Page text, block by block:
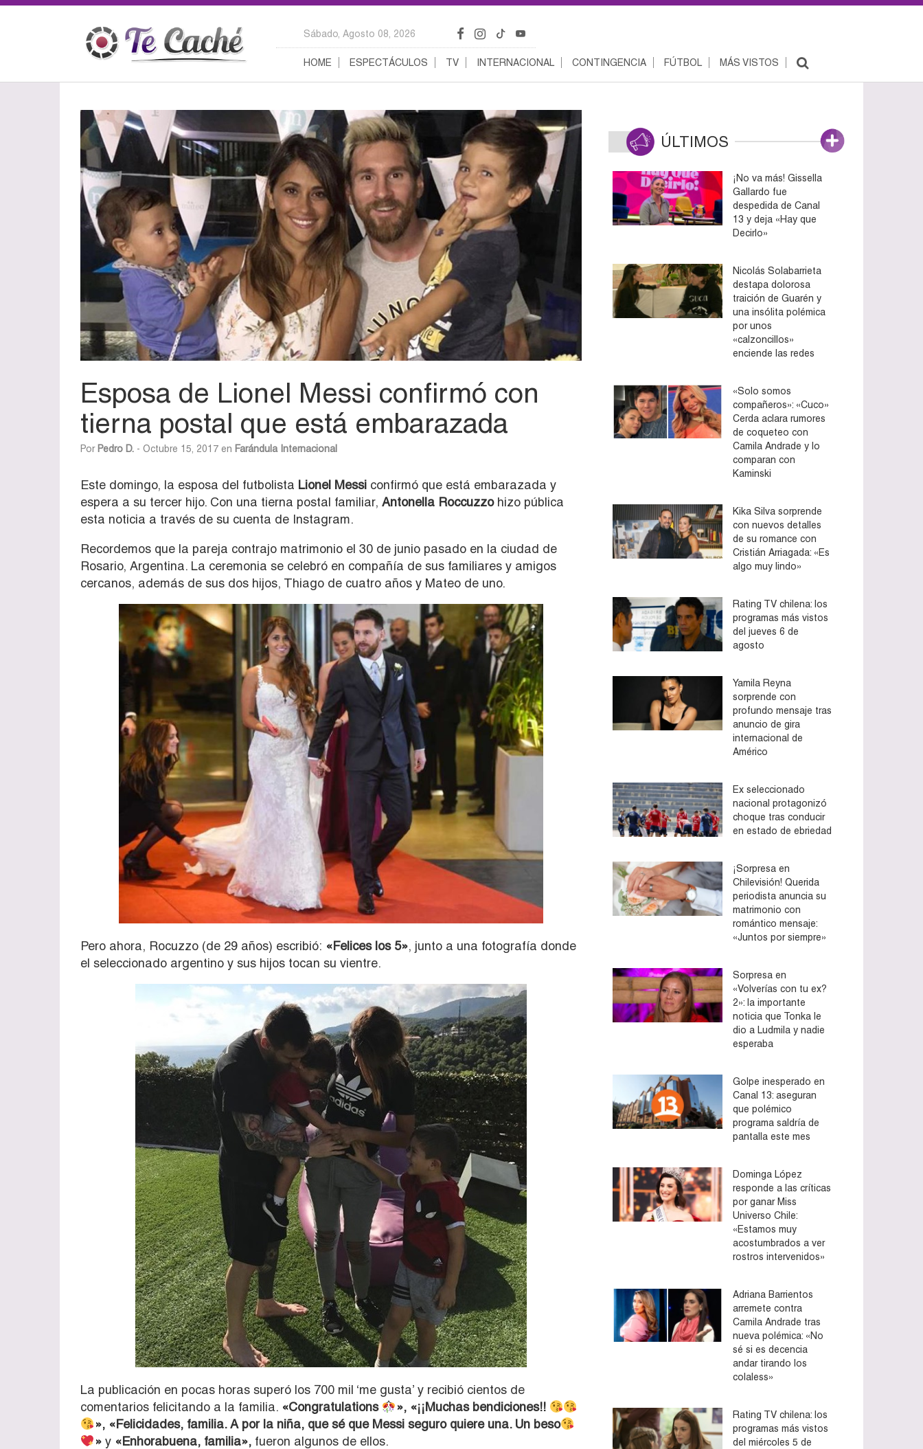
Sábado, Agosto 08, 2026
HOME ESPECTÁCULOS TV INTERNACIONAL CONTINGENCIA FÚTBOL MÁS VISTOS
Esposa de Lionel Messi confirmó con
tierna postal que está embarazada
Por Pedro D. - Octubre 15, 2017 en Farándula Internacional
Este domingo, la esposa del futbolista Lionel Messi confirmó que está embarazada y
espera a su tercer hijo. Con una tierna postal familiar, Antonella Roccuzzohizo pública
esta noticia a través de su cuenta de Instagram.
Recordemos que la pareja contrajo matrimonio el 30 de junio pasado en la ciudad de
Rosario, Argentina. La ceremonia se celebró en compañía de sus familiares y amigos
cercanos, además de sus dos hijos, Thiago de cuatro años y Mateo de uno.
Pero ahora, Rocuzzo (de 29 años) escribió: «Felices los 5», junto a una fotografía donde
el seleccionado argentino y sus hijos tocan su vientre.
La publicación en pocas horas superó los 700 mil ‘me gusta’ y recibió cientos de
comentarios felicitando a la familia. «Congratulations
», «¡¡Muchas bendiciones!!
», «Felicidades, familia. A por la niña, que sé que Messi seguro quiere una. Un beso
»y «Enhorabuena, familia»,fueron algunos de ellos.
ÚLTIMOS
¡No va más! Gissella
Gallardo fue
despedida de Canal
13 y deja «Hay que
Decirlo»
Nicolás Solabarrieta
destapa dolorosa
traición de Guarén y
una insólita polémica
por unos
«calzoncillos»
enciende las redes
«Solo somos
compañeros»: «Cuco»
Cerda aclara rumores
de coqueteo con
Camila Andrade y lo
comparan con
Kaminski
Kika Silva sorprende
con nuevos detalles
de su romance con
Cristián Arriagada: «Es
algo muy lindo»
Rating TV chilena: los
programas más vistos
del jueves 6 de
agosto
Yamila Reyna
sorprende con
profundo mensaje tras
anuncio de gira
internacional de
Américo
Ex seleccionado
nacional protagonizó
choque tras conducir
en estado de ebriedad
¡Sorpresa en
Chilevisión! Querida
periodista anuncia su
matrimonio con
romántico mensaje:
«Juntos por siempre»
Sorpresa en
«Volverías con tu ex?
2»: la importante
noticia que Tonka le
dio a Ludmila y nadie
esperaba
Golpe inesperado en
Canal 13: aseguran
que polémico
programa saldría de
pantalla este mes
Dominga López
responde a las críticas
por ganar Miss
Universo Chile:
«Estamos muy
acostumbrados a ver
rostros intervenidos»
Adriana Barrientos
arremete contra
Camila Andrade tras
nueva polémica: «No
sé si es decencia
andar tirando los
colaless»
Rating TV chilena: los
programas más vistos
del miércoles 5 de